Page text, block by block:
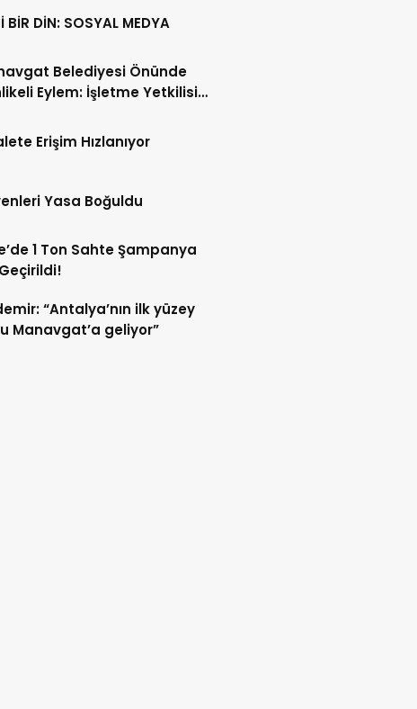
VERİLMEMELİ”
BİR DİN: SOSYAL MEDYA
Belediyesi Önünde
Eylem: İşletme Yetkilisi
Erişim Hızlanıyor
Yasa Boğuldu
1 Ton Sahte Şampanya
“Antalya’nın ilk yüzey
Manavgat’a geliyor”